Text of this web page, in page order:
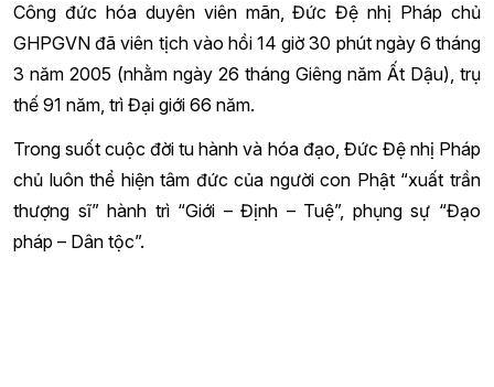
Công đức hóa duyên viên mãn, Đức Đệ nhị Pháp chủ
GHPGVN đã viên tịch vào hồi 14 giờ 30 phút ngày 6 tháng
3 năm 2005 (nhằm ngày 26 tháng Giêng năm Ất Dậu), trụ
thế 91 năm, trì Đại giới 66 năm.
Trong suốt cuộc đời tu hành và hóa đạo, Đức Đệ nhị Pháp
chủ luôn thể hiện tâm đức của người con Phật “xuất trần
thượng sĩ” hành trì “Giới – Định – Tuệ”, phụng sự “Đạo
pháp – Dân tộc”.